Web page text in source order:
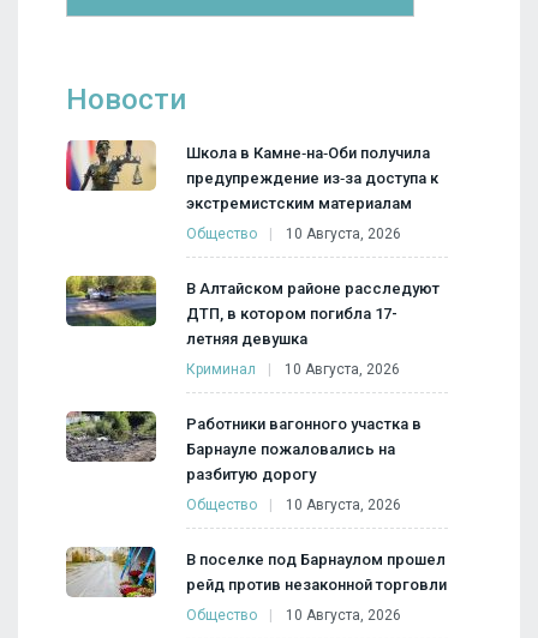
Новости
Школа в Камне‑на‑Оби получила
предупреждение из‑за доступа к
экстремистским материалам
Общество 10 Августа, 2026
В Алтайском районе расследуют
ДТП, в котором погибла 17-
летняя девушка
Криминал 10 Августа, 2026
Работники вагонного участка в
Барнауле пожаловались на
разбитую дорогу
Общество 10 Августа, 2026
В поселке под Барнаулом прошел
рейд против незаконной торговли
Общество 10 Августа, 2026